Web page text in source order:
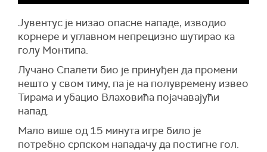
Јувентус је низао опасне нападе, изводио
корнере и углавном непрецизно шутирао ка
голу Монтипа.
Лучано Спалети био је принуђен да промени
нешто у свом тиму, па је на полувремену извео
Тирама и убацио Влаховића појачавајући
напад.
Мало више од 15 минута игре било је
потребно српском нападачу да постигне гол.